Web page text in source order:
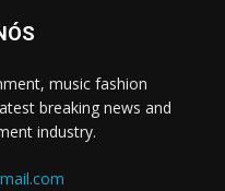
music fashion
breaking news and
industry.